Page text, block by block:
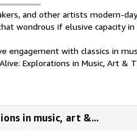
and other artists modern-
wondrous if elusive capacity
engagement with classics in
Explorations in Music, Art &
in music, art &...